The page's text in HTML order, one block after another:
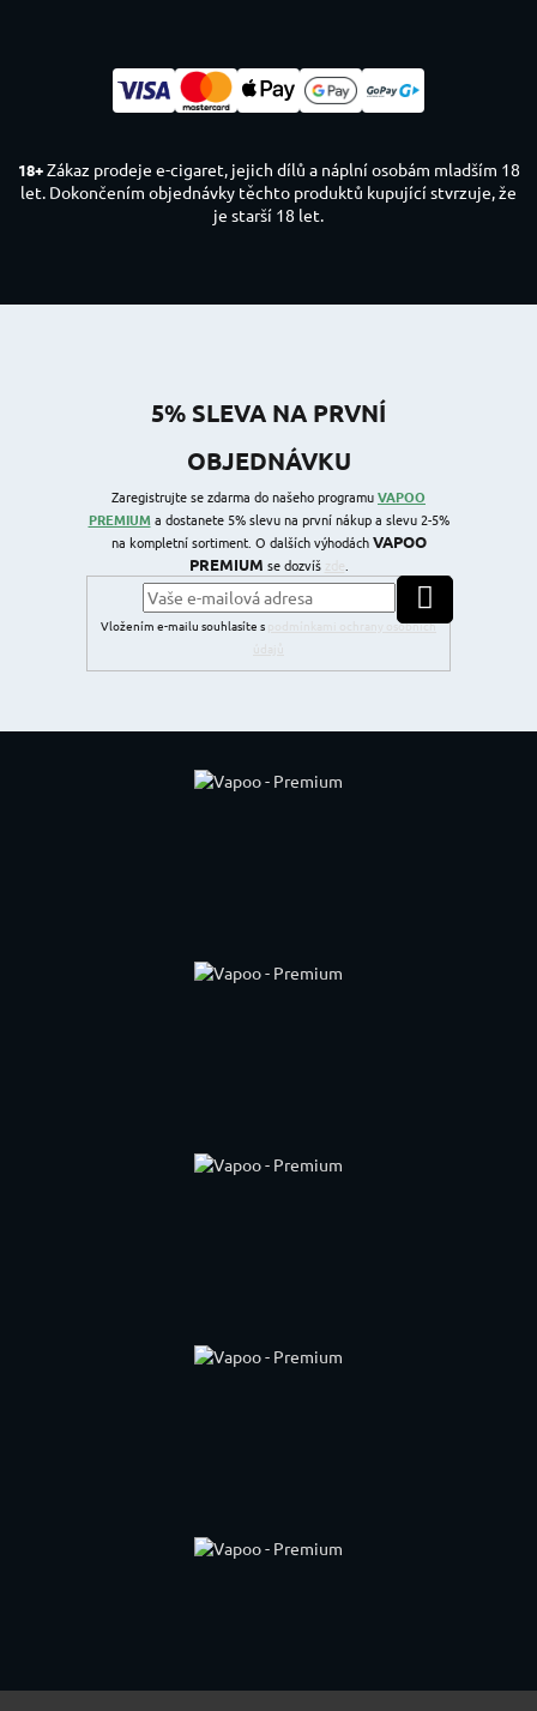
18+Zákaz prodeje e-cigaret, jejich dílů a náplní osobám mladším 18
let. Dokončením objednávky těchto produktů kupující stvrzuje, že
je starší 18 let.
5% SLEVA NA PRVNÍ
OBJEDNÁVKU
Zaregistrujte se zdarma do našeho programuVAPOO
PREMIUM a dostanete 5% slevu na první nákup a slevu 2-5%
na kompletní sortiment. O dalších výhodáchVAPOO
PREMIUM se dozvíš
Vložením e-mailu souhlasíte s
podmínkami ochrany osobních